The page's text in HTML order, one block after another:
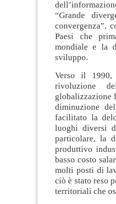
“Grande
convergenza”,
Paesi che
mondiale e la
sviluppo.
Verso il 1990,
rivoluzione
globalizzazione
diminuzione
facilitato la
luoghi diversi
particolare, la
produttivo
basso costo
molti posti di
ciò è stato reso
territoriali che